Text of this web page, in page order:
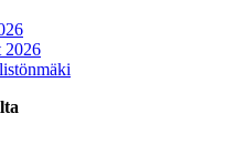
2026